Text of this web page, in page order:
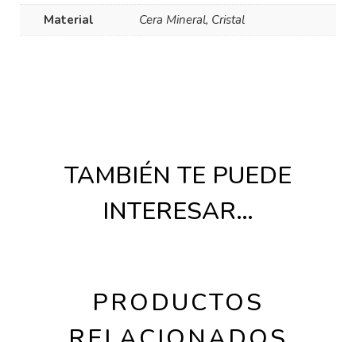
Material
Cera Mineral, Cristal
TAMBIÉN TE PUEDE
INTERESAR…
PRODUCTOS